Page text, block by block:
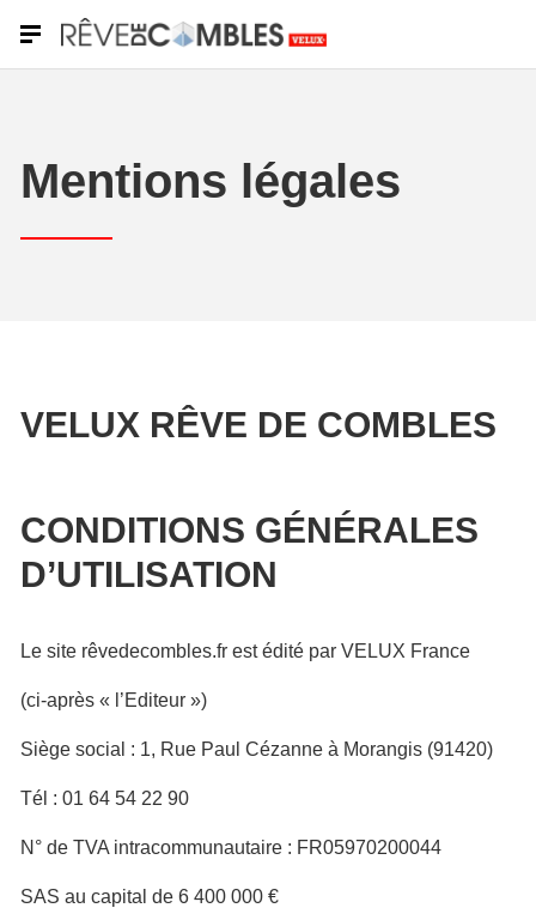
Mentions légales
VELUX RÊVE DE COMBLES
CONDITIONS GÉNÉRALES
D’UTILISATION
Le site rêvedecombles.fr est édité par VELUX France
(ci-après « l’Editeur »)
Siège social : 1, Rue Paul Cézanne à Morangis (91420)
Tél : 01 64 54 22 90
N° de TVA intracommunautaire : FR05970200044
SAS au capital de 6 400 000 €